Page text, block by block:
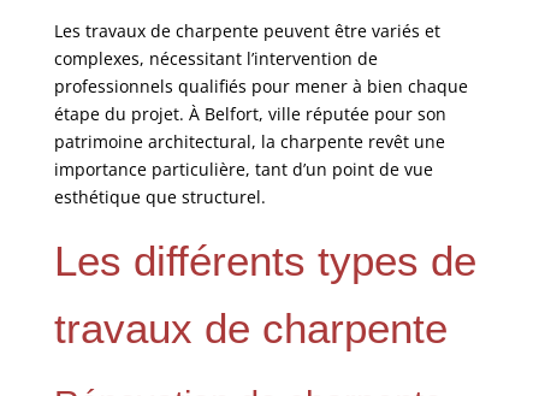
Les travaux de charpente peuvent être variés et
complexes, nécessitant l’intervention de
professionnels qualifiés pour mener à bien chaque
étape du projet. À Belfort, ville réputée pour son
patrimoine architectural, la charpente revêt une
importance particulière, tant d’un point de vue
esthétique que structurel.
Les différents types de
travaux de charpente